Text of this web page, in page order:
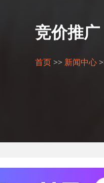
竞价推广
首页 >> 新闻中心